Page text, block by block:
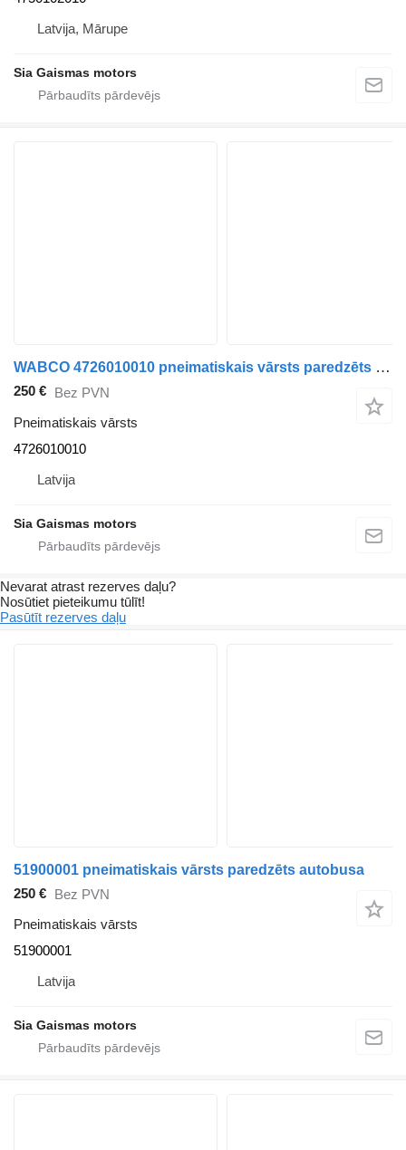
Latvija, Mārupe
Sia Gaismas motors
WABCO 4726010010 pneimatiskais vārsts paredzēts autobusa
250 € Bez PVN
Pneimatiskais vārsts
4726010010
Latvija
Sia Gaismas motors
Nevarat atrast rezerves daļu?
Nosūtiet pieteikumu tūlīt!
Pasūtīt rezerves daļu
51900001 pneimatiskais vārsts paredzēts autobusa
250 € Bez PVN
Pneimatiskais vārsts
51900001
Latvija
Sia Gaismas motors